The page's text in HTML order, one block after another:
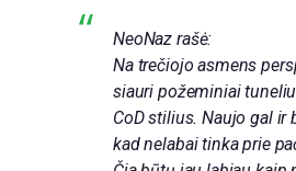
NeoNaz rašė:
Na trečiojo asmens
siauri požeminiai
CoD stilius. Naujo gal ir
kad nelabai tinka prie